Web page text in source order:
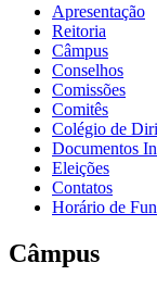
Apresentação
Reitoria
Câmpus
Conselhos
Comissões
Comitês
Colégio de
Documentos
Eleições
Contatos
Horário de
Câmpus